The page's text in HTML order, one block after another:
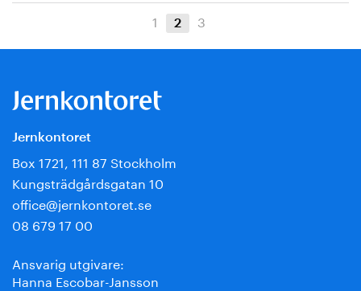
1 2 3
Jernkontoret
Box 1721, 111 87 Stockholm
Kungsträdgårdsgatan 10
office@jernkontoret.se
08 679 17 00
Ansvarig utgivare:
Hanna Escobar-Jansson